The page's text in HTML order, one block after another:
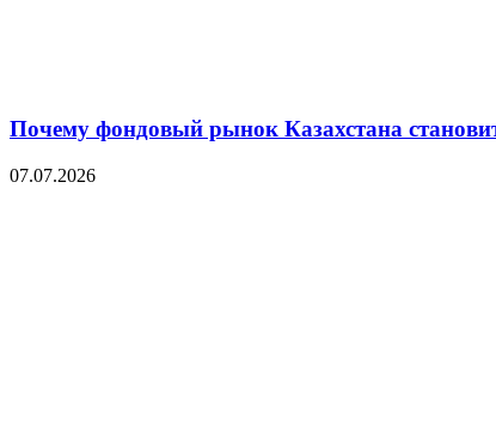
Почему фондовый рынок Казахстана
07.07.2026